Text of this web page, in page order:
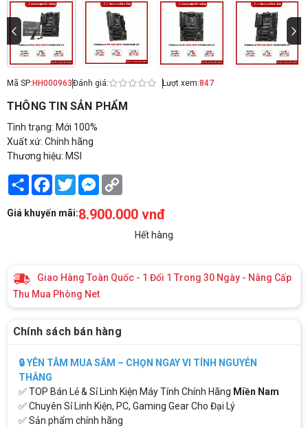
Mã SP: HH000963Đánh giá: Lượt xem:847
THÔNG TIN SẢN PHẨM
Tình trạng: Mới 100%
Xuất xứ: Chính hãng
Thương hiệu: MSI
Share Facebook
TwitterMessenger
Giá khuyến mãi:8.900.000 vnđ
Hết hàng
Giao Hàng Toàn Quốc - 1 Đổi 1 Trong 30 Ngày - Nâng Cấp
Thu Mua Phòng Net
Chính sách bán hàng
🔒 YÊN TÂM MUA SẮM – CHỌN NGAY VI TÍNH NGUYỄN
THẮNG
✅ TOP Bán Lẻ & Sỉ Linh Kiện Máy Tính Chính Hãng Miền Nam
✅ Chuyên Sỉ Linh Kiện, PC, Gaming Gear Cho Đại Lý
✅ Sản phẩm chính hãng